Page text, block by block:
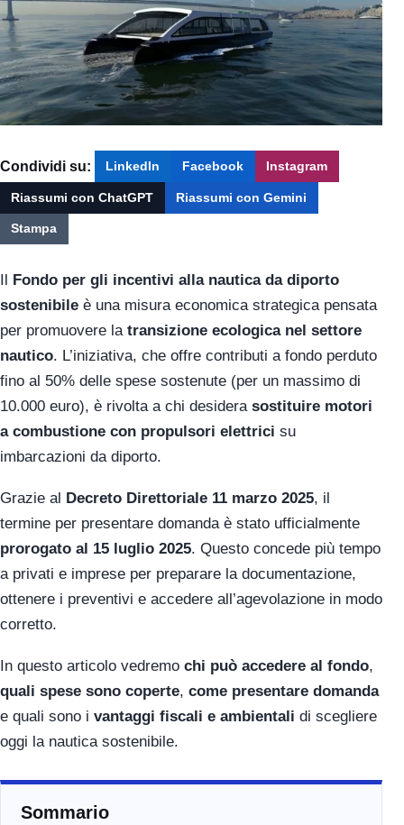
Condividi su: LinkedIn Facebook Instagram
Riassumi con ChatGPT Riassumi con Gemini
Stampa
Fondo per gli incentivi alla nautica da diporto
sostenibile è una misura economica strategica pensata
per promuovere la transizione ecologica nel settore
nautico. L’iniziativa, che offre contributi a fondo perduto
fino al 50% delle spese sostenute (per un massimo di
10.000 euro), è rivolta a chi desidera sostituire motori
a combustione con propulsori elettrici su
imbarcazioni da diporto.
Grazie al Decreto Direttoriale 11 marzo 2025, il
termine per presentare domanda è stato ufficialmente
prorogato al 15 luglio 2025. Questo concede più tempo
a privati e imprese per preparare la documentazione,
ottenere i preventivi e accedere all’agevolazione in modo
corretto.
In questo articolo vedremo chi può accedere al fondo,
quali spese sono coperte, come presentare domanda
e quali sono i vantaggi fiscali e ambientali di scegliere
oggi la nautica sostenibile.
Sommario